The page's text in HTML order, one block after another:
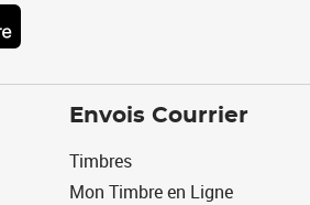
Envois Courrier
Timbres
Mon Timbre en Ligne